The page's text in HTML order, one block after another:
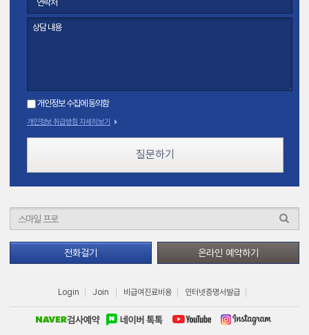
개인정보 수집에 동의함
개인정보 취급방침 자세히보기
질문하기
전화걸기 온라인 예약하기
Login Join 비급여진료비용 인터넷증명서발급